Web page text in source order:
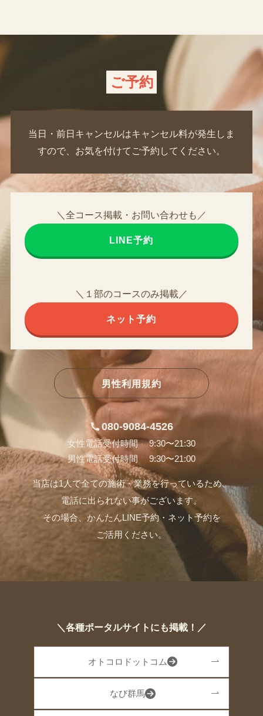
ご予約
当日・前日キャンセルはキャンセル料が発生しま
すので、お気を付けてご予約してください。
＼全コース掲載・お問い合わせも／
LINE予約
＼１部のコースのみ掲載／
ネット予約
男性利用規約
080-9084-4526
女性電話受付時間 9:30〜21:30
男性電話受付時間 9:30〜21:00
当店は1人で全ての施術・業務を行っているため、
電話に出られない事がございます。
その場合、かんたんLINE予約・ネット予約を
ご活用ください。
＼各種ポータルサイトにも掲載！／
オトコロドットコム
なび群馬